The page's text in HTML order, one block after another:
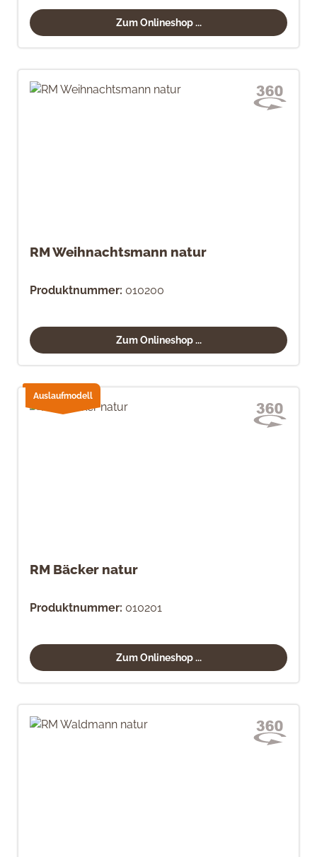
Zum Onlineshop ...
RM Weihnachtsmann natur
Produktnummer: 010200
Zum Onlineshop ...
RM Bäcker natur
Produktnummer: 010201
Zum Onlineshop ...
Auslaufmodell